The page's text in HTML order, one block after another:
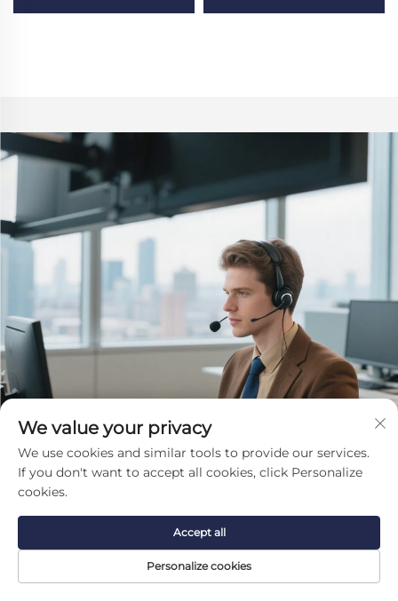
Obtenir un devis gratuit
We value your privacy
We use cookies and similar tools to provide our services.
If you don't want to accept all cookies, click Personalize
cookies.
Personalize cookies
Accept all